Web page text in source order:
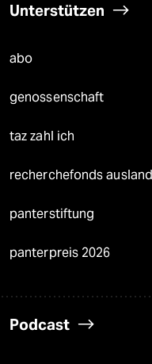
Unterstützen
abo
genossenschaft
taz zahl ich
recherchefonds ausland
panterstiftung
panterpreis 2026
Podcast